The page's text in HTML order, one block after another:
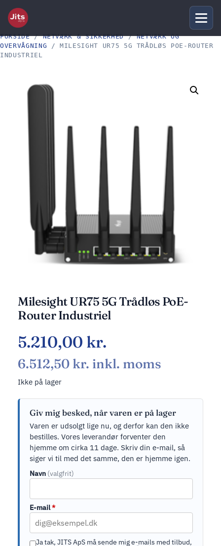
FORSIDE/NETVÆRK & SIKKERHED/NETVÆRK OG
OVERVÅGNING / MILESIGHT UR75 5G TRÅDLØS POE-ROUTER
INDUSTRIEL
Milesight UR75 5G Trådløs PoE-
Router Industriel
5.210,00 kr.
6.512,50 kr. inkl. moms
Ikke på lager
Giv mig besked, når varen er på lager
Varen er udsolgt lige nu, og derfor kan den ikke
bestilles. Vores leverandør forventer den
hjemme om cirka 11 dage. Skriv din e-mail, så
siger vi til med det samme, den er hjemme igen.
Navn (valgfrit)
E-mail*
Ja tak, JITS ApS må sende mig e-mails med tilbud,